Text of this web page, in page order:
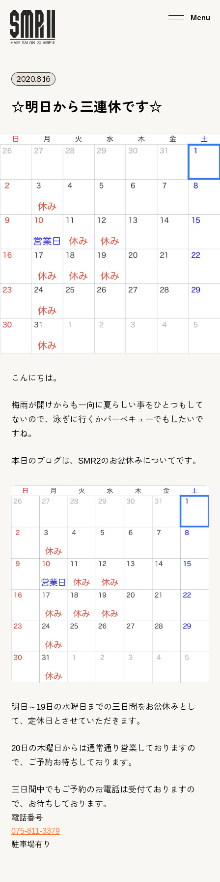
2020.8.16
☆明日から三連休です☆
こんにちは。
梅雨が開けからも一向に夏らしい事をひとつもして
ないので、泳ぎに行くかバーベキューでもしたいで
すね。
本日のブログは、SMR2のお盆休みについてです。
明日～19日の水曜日までの三日間をお盆休みとし
て、定休日とさせていただきます。
20日の木曜日からは通常通り営業しておりますの
で、ご予約お待ちしております。
三日間中でもご予約のお電話は受付ておりますの
で、お待ちしてお ります。
電話番号
075-811-3379
駐車場有り